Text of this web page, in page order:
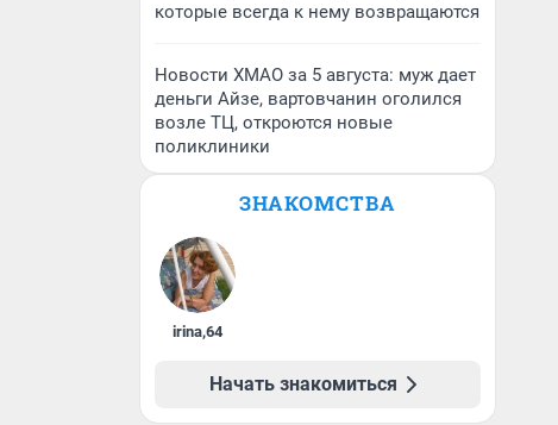
которые всегда к нему возвращаются
Новости ХМАО за 5 августа: муж дает
деньги Айзе, вартовчанин оголился
возле ТЦ, откроются новые
поликлиники
ЗНАКОМСТВА
irina,64
Начать знакомиться